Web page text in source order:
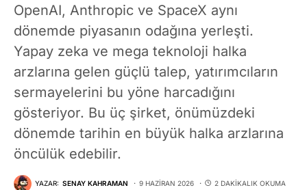
OpenAI, Anthropic ve SpaceX aynı
dönemde piyasanın odağına yerleşti.
Yapay zeka ve mega teknoloji halka
arzlarına gelen güçlü talep, yatırımcıların
sermayelerini bu yöne harcadığını
gösteriyor. Bu üç şirket, önümüzdeki
dönemde tarihin en büyük halka arzlarına
öncülük edebilir.
YAZAR: SENAY KAHRAMAN 9 HAZIRAN 2026 2 DAKIKALIK OKUMA